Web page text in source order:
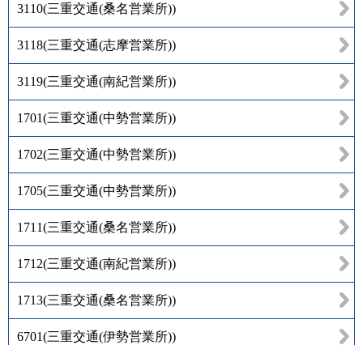
3110(三重交通(桑名営業所))
3118(三重交通(志摩営業所))
3119(三重交通(南紀営業所))
1701(三重交通(中勢営業所))
1702(三重交通(中勢営業所))
1705(三重交通(中勢営業所))
1711(三重交通(桑名営業所))
1712(三重交通(南紀営業所))
1713(三重交通(桑名営業所))
6701(三重交通(伊勢営業所))